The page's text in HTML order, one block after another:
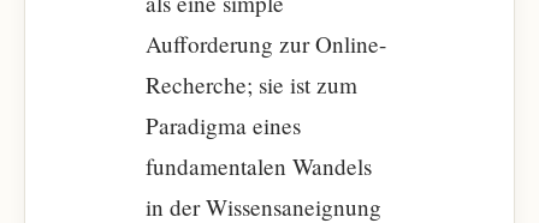
Aufforderung zur Online-
Recherche; sie ist zum
Paradigma eines
fundamentalen Wandels
in der Wissensaneignung